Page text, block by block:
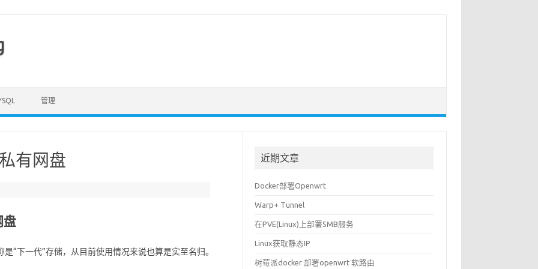
管理
有网盘
盘
“下一代”存储，从目前使用情况来说也算是实至名归。
近期文章
Docker部署Openwrt
Warp+ Tunnel
在PVE(Linux)上部署SMB服务
Linux获取静态IP
树莓派docker 部署openwrt 软路由